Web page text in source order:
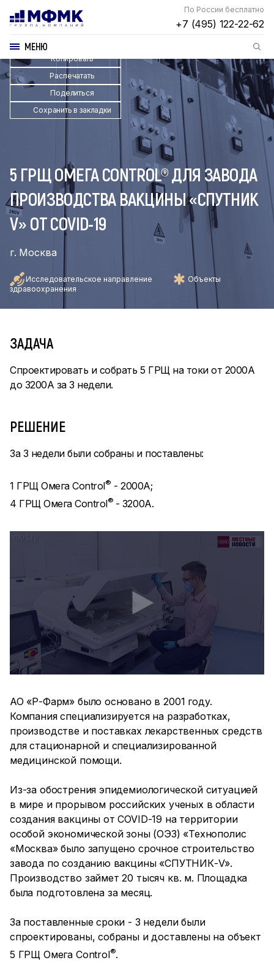
По России бесплатно
+7 (495) 122-22-62
МЕНЮ
Копировать
Распечатать
Поделиться
Сохранить в закладки
5 ГРЩ ОМЕГА CONTROL® ДЛЯ ЗАВОДА
ПРОИЗВОДСТВА ВАКЦИНЫ «СПУТНИК
V» ОТ COVID-19
г. Москва
Исследовательское направление
Объекты
здравоохранения
ЗАДАЧА
Спроектировать и собрать 5 ГРЩ на токи от 2000А
до 3200А за 3 недели.
РЕШЕНИЕ
За 3 недели были собраны и поставлены:
1 ГРЩ Омега Control® - 2000А;
4 ГРЩ Омега Control® - 3200А.
АО «Р-Фарм» было основано в 2001 году.
Компания специализируется на разработках,
производстве и поставках лекарственных средств
для стационарной и специализированной
медицинской помощи.
Из-за обострения эпидемиологической ситуацией
в мире и прорывом российских ученых в области
создания вакцины от COVID-19 на территории
особой экономической зоны (ОЭЗ) «Технополис
«Москва» было запущено срочное строительство
завода по созданию вакцины «СПУТНИК-V».
Производство займет 20 тысяч кв. м. Площадка
была подготовлена за месяц.
За поставленные сроки - 3 недели были
спроектированы, собраны и доставлены на объект
5 ГРЩ Омега Control®.